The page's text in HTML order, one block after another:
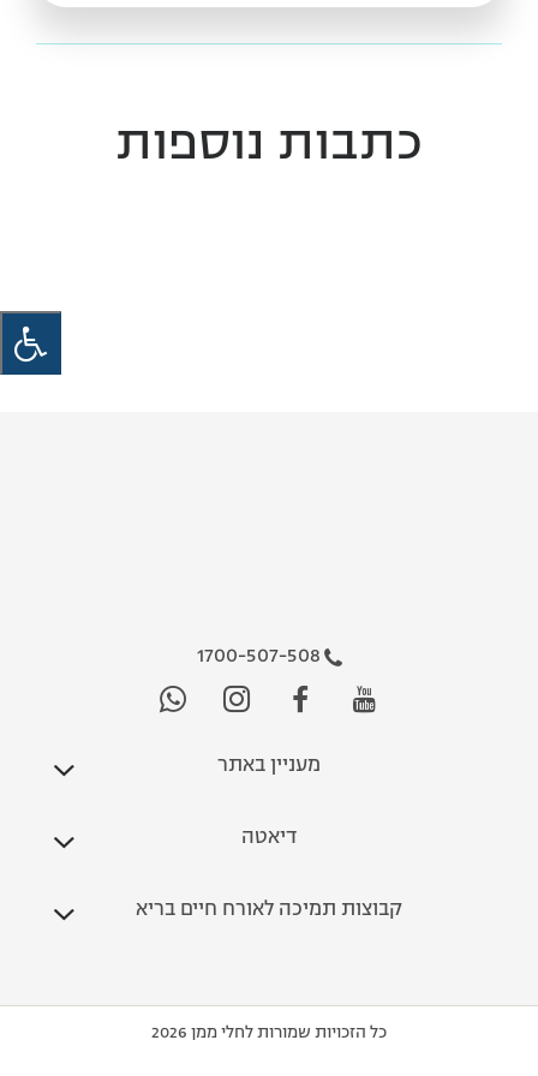
כתבות נוספות
1700-507-508
מעניין באתר
דיאטה
קבוצות תמיכה לאורח חיים בריא
כל הזכויות שמורות לחלי ממן 2026